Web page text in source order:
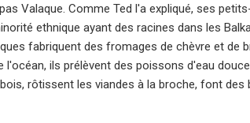
Valaque. Comme Ted l'a expliqué, ses
ethnique ayant des racines dans les
fabriquent des fromages de chèvre et
l'océan, ils prélèvent des poissons d'eau
rôtissent les viandes à la broche, font